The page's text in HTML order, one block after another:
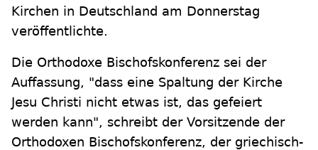
Kirchen in Deutschland am Donnerstag
veröffentlichte.
Die Orthodoxe Bischofskonferenz sei der
Auffassung, "dass eine Spaltung der Kirche
Jesu Christi nicht etwas ist, das gefeiert
werden kann", schreibt der Vorsitzende der
Orthodoxen Bischofskonferenz, der griechisch-